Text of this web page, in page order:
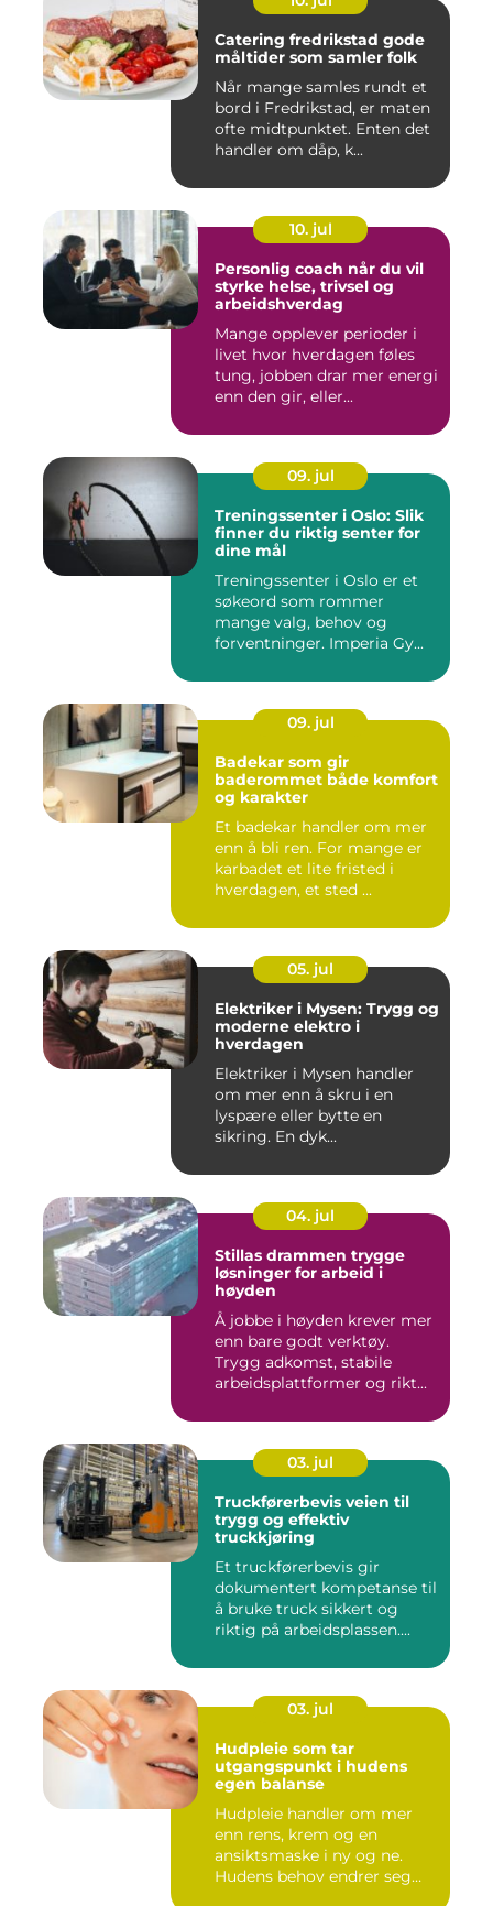
Catering fredrikstad gode
måltider som samler folk
Når mange samles rundt et
bord i Fredrikstad, er maten
ofte midtpunktet. Enten det
handler om dåp, k...
10. jul
Personlig coach når du vil
styrke helse, trivsel og
arbeidshverdag
Mange opplever perioder i
livet hvor hverdagen føles
tung, jobben drar mer energi
enn den gir, eller...
09. jul
Treningssenter i Oslo: Slik
finner du riktig senter for
dine mål
Treningssenter i Oslo er et
søkeord som rommer
mange valg, behov og
forventninger. Imperia Gy...
09. jul
Badekar som gir
baderommet både komfort
og karakter
Et badekar handler om mer
enn å bli ren. For mange er
karbadet et lite fristed i
hverdagen, et sted ...
05. jul
Elektriker i Mysen: Trygg og
moderne elektro i
hverdagen
Elektriker i Mysen handler
om mer enn å skru i en
lyspære eller bytte en
sikring. En dyk...
04. jul
Stillas drammen trygge
løsninger for arbeid i
høyden
Å jobbe i høyden krever mer
enn bare godt verktøy.
Trygg adkomst, stabile
arbeidsplattformer og rikt...
03. jul
Truckførerbevis veien til
trygg og effektiv
truckkjøring
Et truckførerbevis gir
dokumentert kompetanse til
å bruke truck sikkert og
riktig på arbeidsplassen....
03. jul
Hudpleie som tar
utgangspunkt i hudens
egen balanse
Hudpleie handler om mer
enn rens, krem og en
ansiktsmaske i ny og ne.
Hudens behov endrer seg